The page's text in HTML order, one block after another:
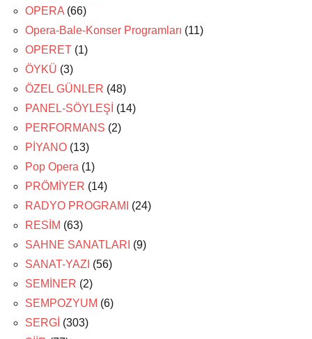
OPERA (66)
Opera-Bale-Konser Programları (11)
OPERET (1)
ÖYKÜ (3)
ÖZEL GÜNLER (48)
PANEL-SÖYLEŞİ (14)
PERFORMANS (2)
PİYANO (13)
Pop Opera (1)
PRÖMİYER (14)
RADYO PROGRAMI
(24)
RESİM (63)
SAHNE SANATLARI (9)
SANAT-YAZI (56)
SEMİNER (2)
SEMPOZYUM (6)
SERGİ (303)